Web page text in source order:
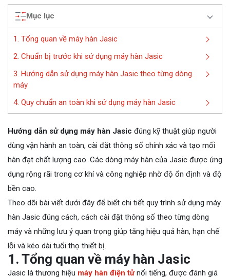
Mục lục
1. Tổng quan về máy hàn Jasic
2. Chuẩn bị trước khi sử dụng máy hàn Jasic
3. Hướng dẫn sử dụng máy hàn Jasic theo từng dòng
máy
4. Quy chuẩn an toàn khi sử dụng máy hàn Jasic
Hướng dẫn sử dụng máy hàn Jasic đúng kỹ thuật giúp người
dùng vận hành an toàn, cài đặt thông số chính xác và tạo mối
hàn đạt chất lượng cao. Các dòng máy hàn của Jasic được ứng
dụng rộng rãi trong cơ khí và công nghiệp nhờ độ ổn định và độ
bền cao.
Theo dõi bài viết dưới đây để biết chi tiết quy trình sử dụng máy
hàn Jasic đúng cách, cách cài đặt thông số theo từng dòng
máy và những lưu ý quan trọng giúp tăng hiệu quả hàn, hạn chế
lỗi và kéo dài tuổi thọ thiết bị.
1. Tổng quan về máy hàn Jasic
Jasic là thương hiệu máy hàn điện tửnổi tiếng, được đánh giá